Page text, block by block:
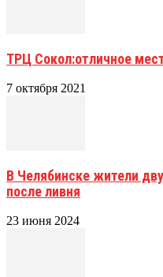
ТРЦ Сокол:отличное
7 октября 2021
В Челябинске жители
после ливня
23 июня 2024